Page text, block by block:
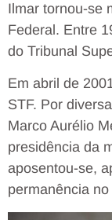
Ilmar tornou-se
Federal. Entre
do Tribunal
Em abril de
STF. Por
Marco Aurélio
presidência da
aposentou-se,
permanência no